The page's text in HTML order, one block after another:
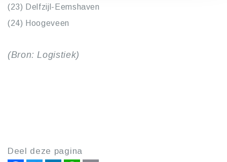
(23) Delfzijl-Eemshaven
(24) Hoogeveen
(Bron: Logistiek)
Deel deze pagina